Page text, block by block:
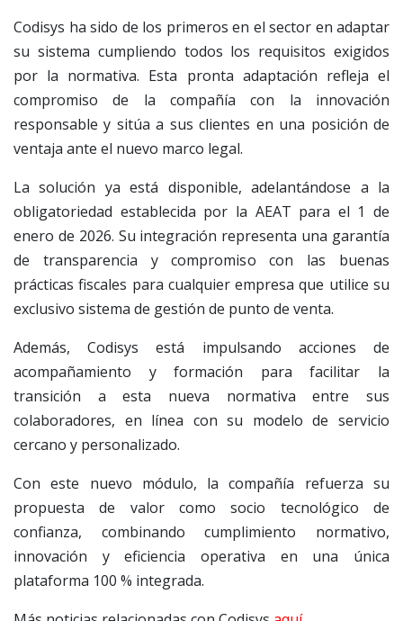
Codisys ha sido de los primeros en el sector en adaptar
su sistema cumpliendo todos los requisitos exigidos
por la normativa. Esta pronta adaptación refleja el
compromiso de la compañía con la innovación
responsable y sitúa a sus clientes en una posición de
ventaja ante el nuevo marco legal.
La solución ya está disponible, adelantándose a la
obligatoriedad establecida por la AEAT para el 1 de
enero de 2026. Su integración representa una garantía
de transparencia y compromiso con las buenas
prácticas fiscales para cualquier empresa que utilice su
exclusivo sistema de gestión de punto de venta.
Además, Codisys está impulsando acciones de
acompañamiento y formación para facilitar la
transición a esta nueva normativa entre sus
colaboradores, en línea con su modelo de servicio
cercano y personalizado.
Con este nuevo módulo, la compañía refuerza su
propuesta de valor como socio tecnológico de
confianza, combinando cumplimiento normativo,
innovación y eficiencia operativa en una única
plataforma 100 % integrada.